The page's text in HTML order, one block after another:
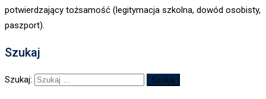
potwierdzający tożsamość (legitymacja szkolna, dowód osobisty,
paszport).
Szukaj
Szukaj: